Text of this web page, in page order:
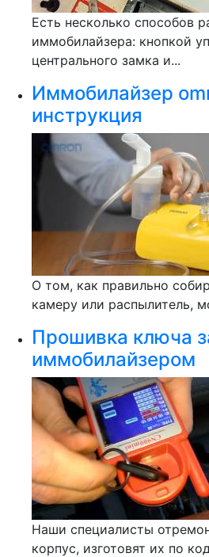
Есть несколько способов
иммобилайзера: кнопкой
центрального замка и...
Иммобилайзер
инструкция
О том, как правильно
камеру или распылитель,
Прошивка ключа
иммобилайзером
Наши специалисты
корпус, изготовят их по